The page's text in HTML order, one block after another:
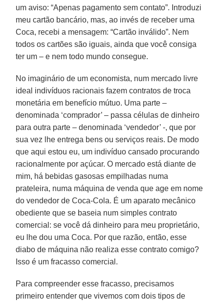
um aviso: “Apenas pagamento sem contato”. Introduzi
meu cartão bancário, mas, ao invés de receber uma
Coca, recebi a mensagem: “Cartão inválido”. Nem
todos os cartões são iguais, ainda que você consiga
ter um – e nem todo mundo consegue.
No imaginário de um economista, num mercado livre
ideal indivíduos racionais fazem contratos de troca
monetária em benefício mútuo. Uma parte –
denominada ‘comprador’ – passa células de dinheiro
para outra parte – denominada ‘vendedor’ -, que por
sua vez lhe entrega bens ou serviços reais. De modo
que aqui estou eu, um indivíduo cansado procurando
racionalmente por açúcar. O mercado está diante de
mim, há bebidas gasosas empilhadas numa
prateleira, numa máquina de venda que age em nome
do vendedor de Coca-Cola. É um aparato mecânico
obediente que se baseia num simples contrato
comercial: se você dá dinheiro para meu proprietário,
eu lhe dou uma Coca. Por que razão, então, esse
diabo de máquina não realiza esse contrato comigo?
Isso é um fracasso comercial.
Para compreender esse fracasso, precisamos
primeiro entender que vivemos com dois tipos de